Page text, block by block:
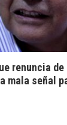
renuncia
mala señal